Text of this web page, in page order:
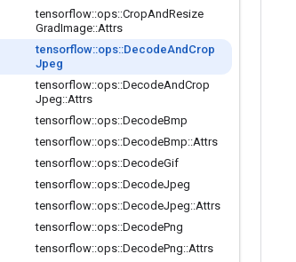
tensorflow::ops::CropAndResize
GradImage::Attrs
tensorflow::ops::DecodeAnd Crop
Jpeg
tensorflow::ops::DecodeAndCrop
Jpeg::Attrs
tensorflow::ops::DecodeBmp
tensorflow::ops::DecodeBmp::Attrs
tensorflow::ops::DecodeGif
tensorflow::ops::DecodeJpeg
tensorflow::ops::DecodeJpeg::Attrs
tensorflow::ops::DecodePng
tensorflow::ops::DecodePng::Attrs